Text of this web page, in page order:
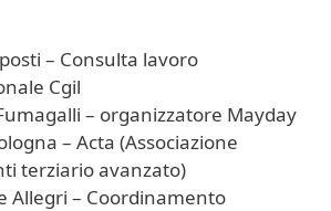
– Consulta lavoro
Cgil
– organizzatore Mayday
– Acta (Associazione
terziario avanzato)
Allegri – Coordinamento